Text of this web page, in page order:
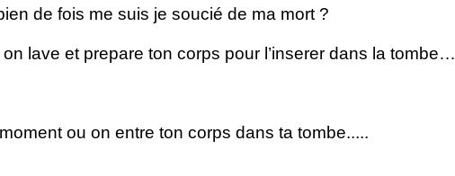
de fois me suis je soucié de ma mort ?
lave et prepare ton corps pour l’inserer dans la tombe…
ou on entre ton corps dans ta tombe.....